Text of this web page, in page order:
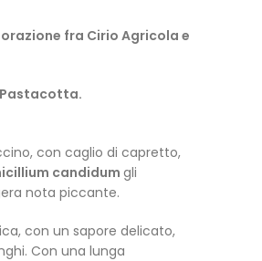
fra Cirio Agricola e
Pastacotta.
con caglio di capretto,
candidum gli
nota piccante.
con un sapore delicato,
Con una lunga